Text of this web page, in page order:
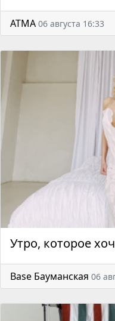
АТМА 06 августа 16:33
Утро, которое
Base Бауманская 06